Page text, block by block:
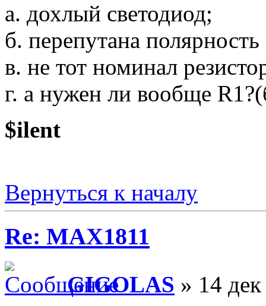
а. дохлый светодиод;
б. перепутана полярность
в. не тот номинал
г. а нужен ли вообще
$ilent
Вернуться к началу
Re: MAX1811
GIGOLAS » 14